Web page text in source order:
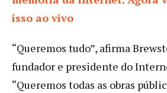
isso ao vivo
“Queremos tudo”, afirma
fundador e presidente do
“Queremos todas as obras